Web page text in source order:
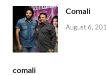
Comali
August 6,
comali